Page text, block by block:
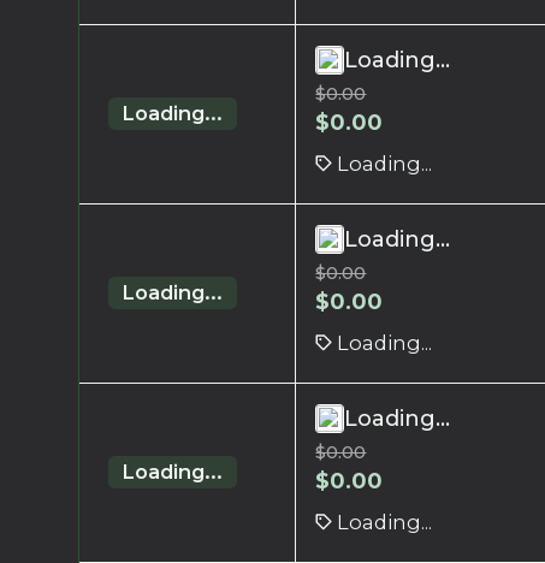
Loading...
Loading...
$0.00
$0.00
Loading...
Loading...
Loading...
$0.00
$0.00
Loading...
Loading...
Loading...
$0.00
$0.00
Loading...